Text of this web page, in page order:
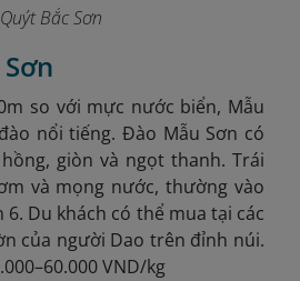
Quýt Bắc Sơn
so với mực nước biển, Mẫu
nổi tiếng. Đào Mẫu Sơn có
giòn và ngọt thanh. Trái
và mọng nước, thường vào
Du khách có thể mua tại các
của người Dao trên đỉnh núi.
VND/kg